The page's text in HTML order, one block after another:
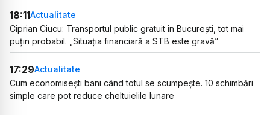
18:11Actualitate
Ciprian Ciucu: Transportul public gratuit în București, tot mai
puțin probabil. „Situația financiară a STB este gravă”
17:29Actualitate
Cum economisești bani când totul se scumpește. 10 schimbări
simple care pot reduce cheltuielile lunare